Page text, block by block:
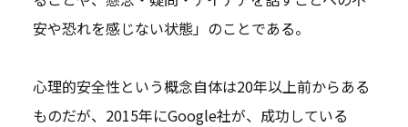
安や恐れを感じない状態」のことである。
心理的安全性という概念自体は20年以上前からある
ものだが、2015年にGoogle社が、成功している